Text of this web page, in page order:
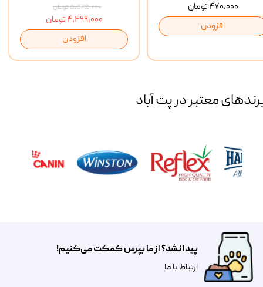
۵,۵۲۵,۰۰۰ تومان
۴,۴۹۹,۰۰۰ تومان
افزودن
۴۷۰,۰۰۰ تومان
افزودن
معتبر در پت آباد
پیدا نشد؟ از ما بپرس کمکت می‌کنیم!
​​​ارتباط با ما